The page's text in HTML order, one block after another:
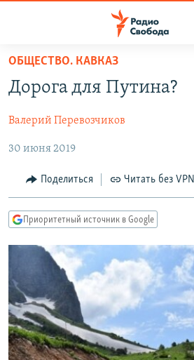
упрощенного
доступа
содержанию
Вернутся
главной
навигации
Вернутся
поиску
ПОДКАСТЫ
АВТОРСКИЕ ПРОЕКТЫ
ЦИТАТЫ СВОБОДЫ
МНЕНИЯ
КУЛЬТУРА
IDEL.РЕАЛИИ
КАВКАЗ.РЕАЛИИ
СЕВЕР.РЕАЛИИ
СИБИРЬ.РЕАЛИИ
РАСПИСАНИЕ ВЕЩАНИЯ
ПОДПИШИТЕСЬ НА РАССЫЛКУ
ОБЩЕСТВО. КАВКАЗ
Дорога для Путина?
Валерий Перевозчиков
30 июня 2019
Поделиться Читать без VPN
Приоритетный источник в Google